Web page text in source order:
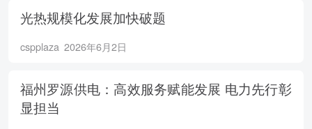
光热规模化发展加快破题
cspplaza 2026年6月2日
福州罗源供电：高效服务赋能发展 电力先行彰
显担当